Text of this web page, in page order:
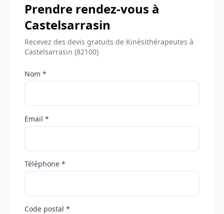
Prendre rendez-vous à
Castelsarrasin
Recevez des devis gratuits de Kinésithérapeutes à
Castelsarrasin (82100)
Nom *
Email *
Téléphone *
Code postal *